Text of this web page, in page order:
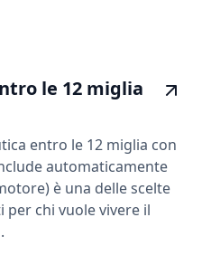
le 12 miglia
entro le 12 miglia con
automaticamente
è una delle scelte
chi vuole vivere il